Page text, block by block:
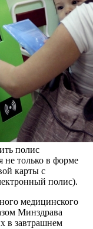
полис
не только в форме
карты с
полис).
медицинского
Минздрава
в завтрашнем